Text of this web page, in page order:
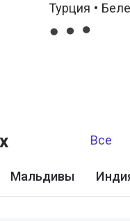
Турция •
Мальдивы
Все